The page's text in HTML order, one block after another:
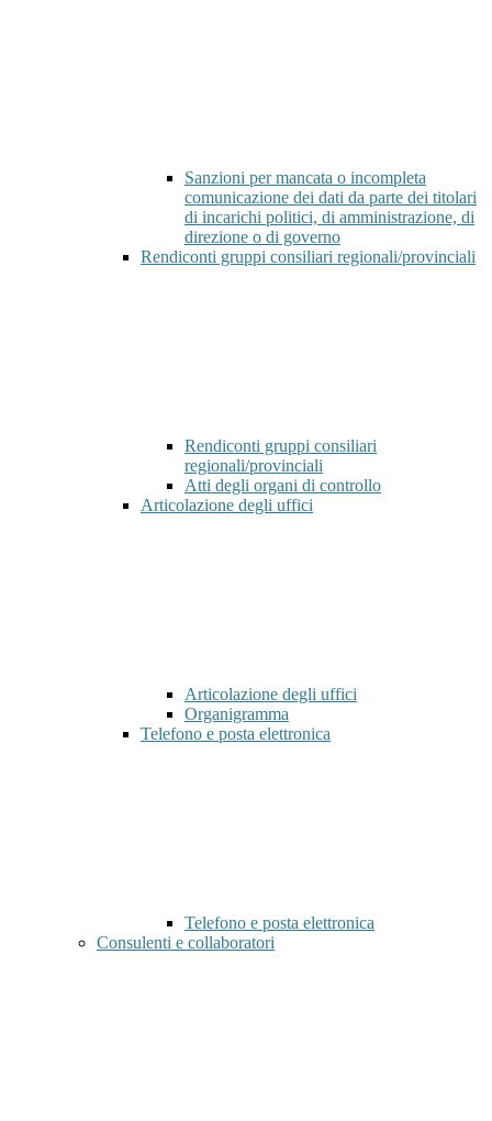
Sanzioni per mancata o incompleta
comunicazione dei dati da parte dei titolari
di incarichi politici, di amministrazione, di
direzione o di governo
Rendiconti gruppi consiliari regionali/provinciali
Rendiconti gruppi consiliari
regionali/provinciali
Atti degli organi di controllo
Articolazione degli uffici
Articolazione degli uffici
Organigramma
Telefono e posta elettronica
Telefono e posta elettronica
Consulenti e collaboratori